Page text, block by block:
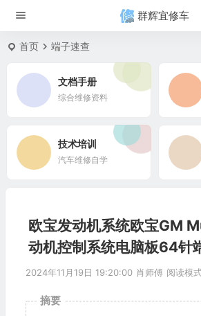
群辉宜修车
首页 端子速查
文档手册
综合维修资料
技术培训
汽车维修自学
欧宝发动机系统欧宝GM
动机控制系统电脑板64针
2024年11月19日 19:20:00 肖师傅 阅读模
摘要